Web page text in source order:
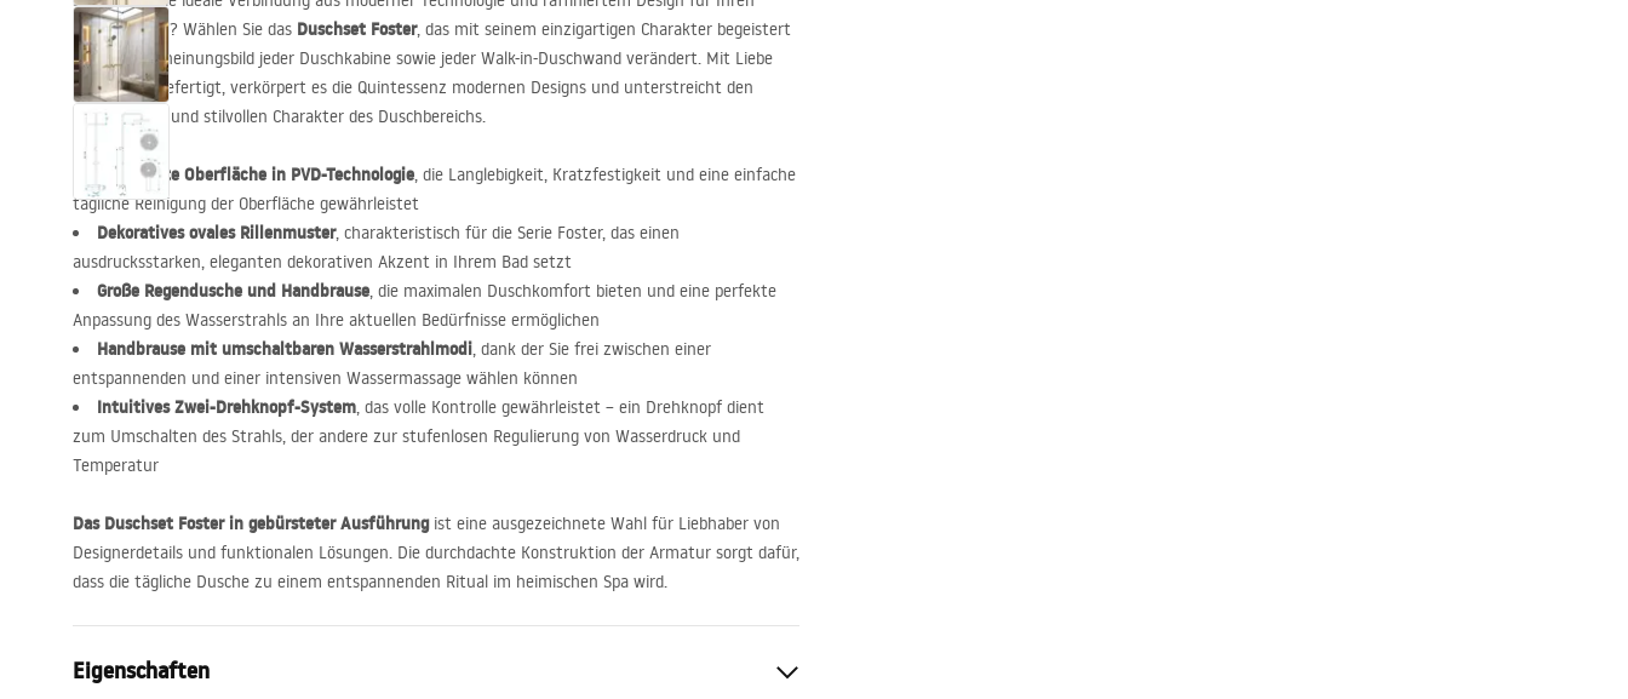
Duschbereich? Wählen Sie das Duschset Foster, das mit seinem einzigartigen Charakter begeistert
und das Erscheinungsbild jeder Duschkabine sowie jeder Walk-in-Duschwand verändert. Mit Liebe
zum Detail gefertigt, verkörpert es die Quintessenz modernen Designs und unterstreicht den
funktionalen und stilvollen Charakter des Duschbereichs.
Gebürstete Oberfläche in PVD-Technologie, die Langlebigkeit, Kratzfestigkeit und eine einfache
tägliche Reinigung der Oberfläche gewährleistet
Dekoratives ovales Rillenmuster, charakteristisch für die Serie Foster, das einen
ausdrucksstarken, eleganten dekorativen Akzent in Ihrem Bad setzt
Große Regendusche und Handbrause, die maximalen Duschkomfort bieten und eine perfekte
Anpassung des Wasserstrahls an Ihre aktuellen Bedürfnisse ermöglichen
Handbrause mit umschaltbaren Wasserstrahlmodi, dank der Sie frei zwischen einer
entspannenden und einer intensiven Wassermassage wählen können
Intuitives Zwei-Drehknopf-System, das volle Kontrolle gewährleistet – ein Drehknopf dient
zum Umschalten des Strahls, der andere zur stufenlosen Regulierung von Wasserdruck und
Temperatur
Das Duschset Foster in gebürsteter Ausführungist eine ausgezeichnete Wahl für Liebhaber von
Designerdetails und funktionalen Lösungen. Die durchdachte Konstruktion der Armatur sorgt dafür,
dass die tägliche Dusche zu einem entspannenden Ritual im heimischen Spa wird.
Eigenschaften